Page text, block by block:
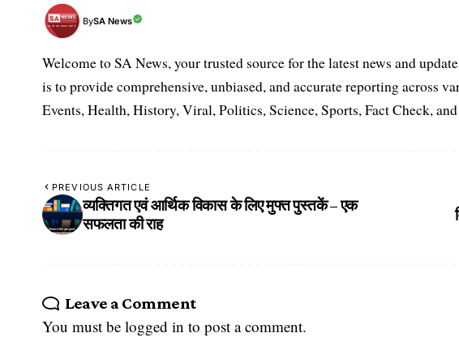
BySA News
Welcome to SA News, your trusted source for the latest news and
is to provide comprehensive, unbiased, and accurate reporting across
Events, Health, History, Viral, Politics, Science, Sports, Fact Check,
PREVIOUS ARTICLE
व्यक्तिगत एवं आर्थिक विकास के लिए मुफ्त पुस्तकें – एक
सफलता की राह
Leave a Comment
You must be logged in to post a comment.